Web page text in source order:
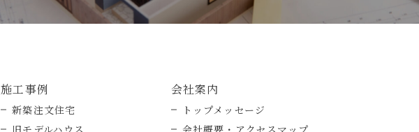
施工事例
新築注文住宅
会社案内
トップメッセージ